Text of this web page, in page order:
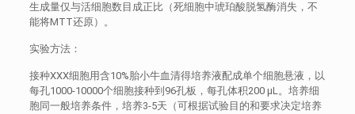
生成量仅与活细胞数目成正比（死细胞中琥珀酸脱氢酶消失，不
能将MTT还原）。
实验方法：
接种XXX细胞用含10%胎小牛血清得培养液配成单个细胞悬液，以
每孔1000-10000个细胞接种到96孔板，每孔体积200 μL。培养细
胞同一般培养条件，培养3-5天（可根据试验目的和要求决定培养